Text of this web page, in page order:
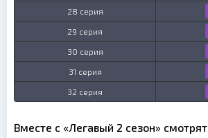
28 серия
29 серия
30 серия
31 серия
32 серия
Вместе с «Легавый 2 сезон» смотрят